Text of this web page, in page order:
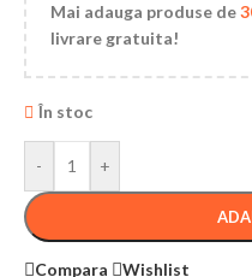
Mai adauga produse de
livrare gratuita!
În stoc
- +
Compara
Wishlist